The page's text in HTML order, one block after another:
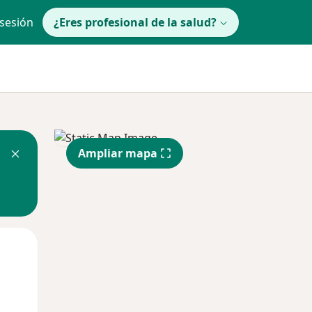
¿Eres profesional de la salud?
Ampliar mapa